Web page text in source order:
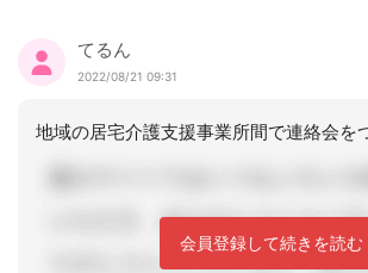
てるん
2022/08/21 09:31
会員登録して続きを読む